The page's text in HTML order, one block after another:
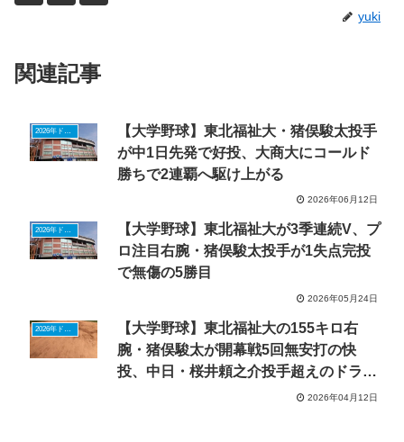
yuki
関連記事
2026年ドラフトニュース
【大学野球】東北福祉大・猪俣駿太投手
が中1日先発で好投、大商大にコールド
勝ちで2連覇へ駆け上がる
2026年06月12日
2026年ドラフトニュース
【大学野球】東北福祉大が3季連続V、プ
ロ注目右腕・猪俣駿太投手が1失点完投
で無傷の5勝目
2026年05月24日
【大学野球】東北福祉大の155キロ右
腕・猪俣駿太が開幕戦5回無安打の快
投、中日・桜井頼之介投手超えのドラフ
2026年04月12日